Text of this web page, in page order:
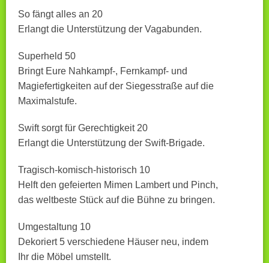
So fängt alles an 20
Erlangt die Unterstützung der Vagabunden.
Superheld 50
Bringt Eure Nahkampf-, Fernkampf- und
Magiefertigkeiten auf der Siegesstraße auf die
Maximalstufe.
Swift sorgt für Gerechtigkeit 20
Erlangt die Unterstützung der Swift-Brigade.
Tragisch-komisch-historisch 10
Helft den gefeierten Mimen Lambert und Pinch,
das weltbeste Stück auf die Bühne zu bringen.
Umgestaltung 10
Dekoriert 5 verschiedene Häuser neu, indem
Ihr die Möbel umstellt.